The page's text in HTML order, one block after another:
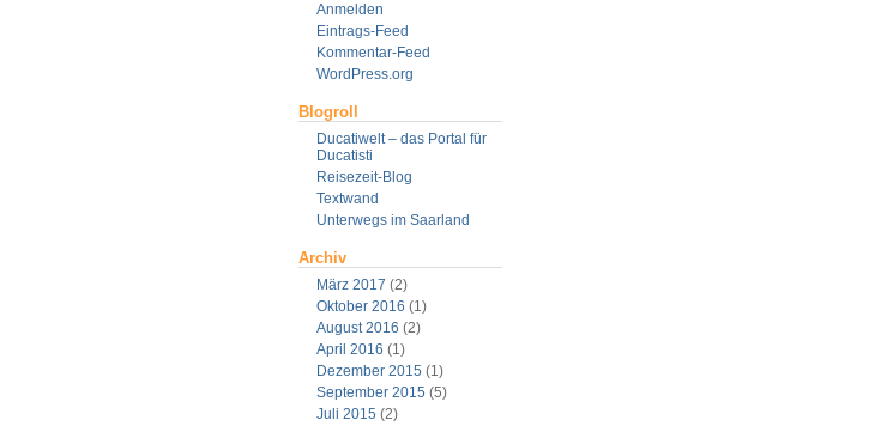
Anmelden
Eintrags-Feed
Kommentar-Feed
WordPress.org
Blogroll
Ducatiwelt – das Portal für
Ducatisti
Reisezeit-Blog
Textwand
Unterwegs im Saarland
Archiv
März 2017 (2)
Oktober 2016 (1)
August 2016 (2)
April 2016 (1)
Dezember 2015 (1)
September 2015 (5)
Juli 2015 (2)